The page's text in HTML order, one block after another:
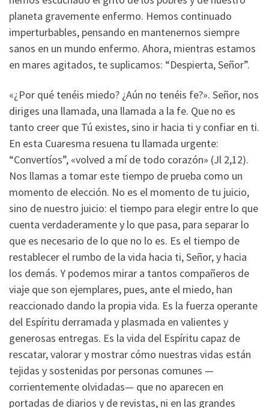
planeta gravemente enfermo. Hemos continuado
imperturbables, pensando en mantenernos siempre
sanos en un mundo enfermo. Ahora, mientras estamos
en mares agitados, te suplicamos: “Despierta, Señor”.
«¿Por qué tenéis miedo? ¿Aún no tenéis fe?». Señor, nos
diriges una llamada, una llamada a la fe. Que no es
tanto creer que Tú existes, sino ir hacia ti y confiar en ti.
En esta Cuaresma resuena tu llamada urgente:
“Convertíos”, «volved a mí de todo corazón» (Jl 2,12).
Nos llamas a tomar este tiempo de prueba como un
momento de elección. No es el momento de tu juicio,
sino de nuestro juicio: el tiempo para elegir entre lo que
cuenta verdaderamente y lo que pasa, para separar lo
que es necesario de lo que no lo es. Es el tiempo de
restablecer el rumbo de la vida hacia ti, Señor, y hacia
los demás. Y podemos mirar a tantos compañeros de
viaje que son ejemplares, pues, ante el miedo, han
reaccionado dando la propia vida. Es la fuerza operante
del Espíritu derramada y plasmada en valientes y
generosas entregas. Es la vida del Espíritu capaz de
rescatar, valorar y mostrar cómo nuestras vidas están
tejidas y sostenidas por personas comunes —
corrientemente olvidadas— que no aparecen en
portadas de diarios y de revistas, ni en las grandes